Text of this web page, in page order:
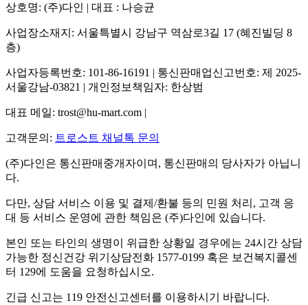
상호명: (주)다인 | 대표 : 나승균
사업장소재지: 서울특별시 강남구 역삼로3길 17 (혜진빌딩 8
층)
사업자등록번호: 101-86-16191 | 통신판매업신고번호: 제 2025-
서울강남-03821 | 개인정보책임자: 한상범
대표 메일: trost@hu-mart.com |
고객문의: 트로스트 채널톡 문의
(주)다인은 통신판매중개자이며, 통신판매의 당사자가 아닙니
다.
다만, 상담 서비스 이용 및 결제/환불 등의 민원 처리, 고객 응
대 등 서비스 운영에 관한 책임은 (주)다인에 있습니다.
본인 또는 타인의 생명이 위급한 상황일 경우에는 24시간 상담
가능한 정신건강 위기상담전화 1577-0199 혹은 보건복지콜센
터 129에 도움을 요청하십시오.
긴급 신고는 119 안전신고센터를 이용하시기 바랍니다.